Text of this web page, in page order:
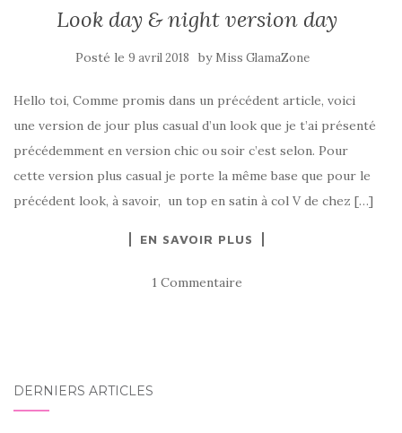
Look day & night version day
Posté le 9 avril 2018 by Miss GlamaZone
Hello toi, Comme promis dans un précédent article, voici
une version de jour plus casual d’un look que je t’ai présenté
précédemment en version chic ou soir c’est selon. Pour
cette version plus casual je porte la même base que pour le
précédent look, à savoir, un top en satin à col V de chez […]
EN SAVOIR PLUS
1 Commentaire
DERNIERS ARTICLES